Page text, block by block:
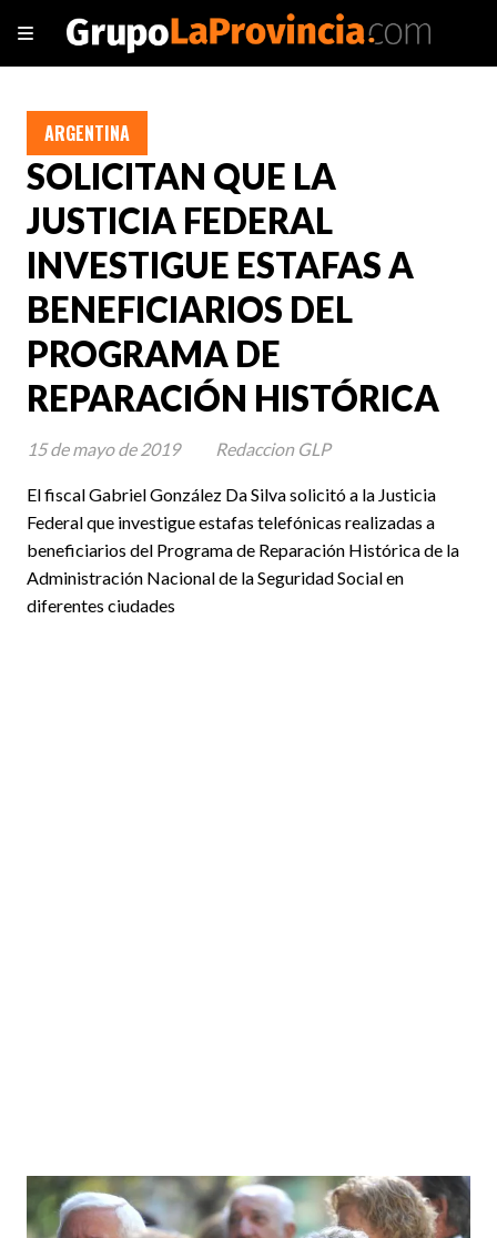
SOLICITAN QUE LA
JUSTICIA FEDERAL
INVESTIGUE ESTAFAS A
BENEFICIARIOS DEL
PROGRAMA DE
REPARACIÓN HISTÓRICA
El fiscal Gabriel González Da Silva solicitó a la Justicia
Federal que investigue estafas telefónicas realizadas a
beneficiarios del Programa de Reparación Histórica de la
Administración Nacional de la Seguridad Social en
diferentes ciudades
ARGENTINA
15 de mayo de 2019 Redaccion GLP